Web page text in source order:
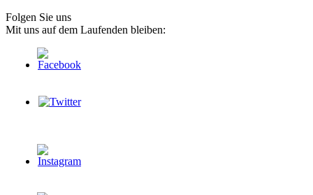
Folgen Sie uns
Mit uns auf dem Laufenden bleiben: